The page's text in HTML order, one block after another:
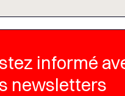
informé
newsletters